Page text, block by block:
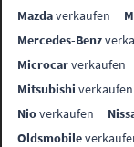
Mazdaverkaufen
Mercedes-Benz
Microcarverkaufen
Mitsubishi verkaufen
Nioverkaufen
Oldsmobile